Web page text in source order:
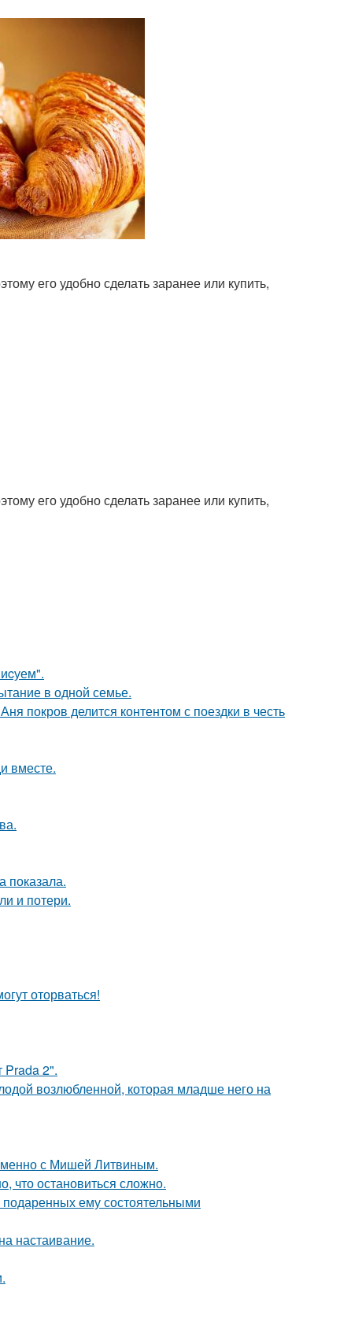
его удобно сделать заранее или купить,
его удобно сделать заранее или купить,
в одной семье.
покров делится контентом с поездки в честь
вместе.
показала.
и потери.
оторваться!
Prada 2".
возлюбленной, которая младше него на
с Мишей Литвиным.
что остановиться сложно.
ему состоятельными
настаивание.